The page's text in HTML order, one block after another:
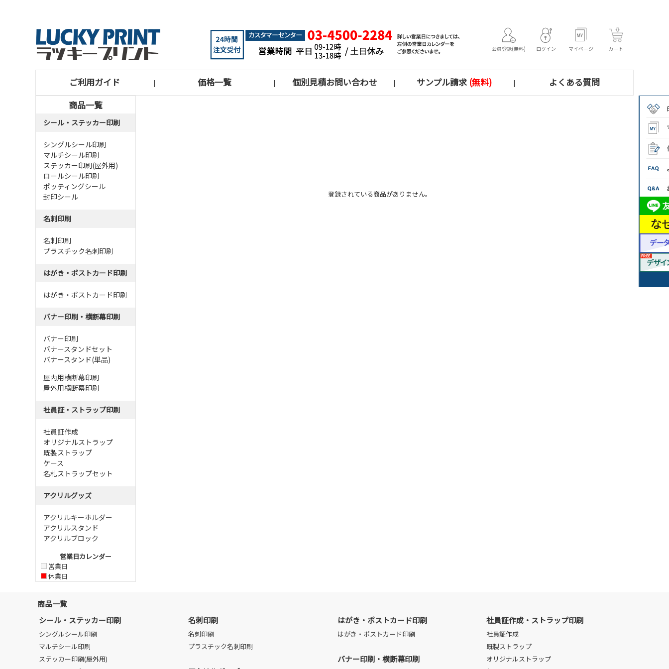
会員登録(無料) ログイン マイページ カート
ご利用ガイド | 価格一覧 | 個別見積お問い合わせ | サンプル請求 (無料) |
よくある質問
商品一覧
シール・ステッカー印刷
シングルシール印刷
マルチシール印刷
ステッカー印刷(屋外用)
ロールシール印刷
ポッティングシール
封印シール
名刺印刷
名刺印刷
プラスチック名刺印刷
はがき・ポストカード印刷
はがき・ポストカード印刷
バナー印刷・横断幕印刷
バナー印刷
バナースタンドセット
バナースタンド(単品)
屋内用横断幕印刷
屋外用横断幕印刷
社員証・ストラップ印刷
社員証作成
オリジナルストラップ
既製ストラップ
ケース
名札ストラップセット
アクリルグッズ
アクリルキーホルダー
アクリルスタンド
アクリルブロック
営業日カレンダー
営業日
休業日
登録されている商品がありません。
商品一覧
シール・ステッカー印刷
シングルシール印刷
マルチシール印刷
ステッカー印刷(屋外用)
名刺印刷
名刺印刷
プラスチック名刺印刷
はがき・ポストカード印刷
はがき・ポストカード印刷
バナー印刷・横断幕印刷
社員証作成・ストラップ印刷
社員証作成
既製ストラップ
オリジナルストラップ